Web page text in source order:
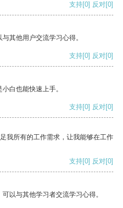
支持[0] 反对[0]
其他用户交流学习心得。
支持[0] 反对[0]
白也能快速上手。
支持[0] 反对[0]
我所有的工作需求，让我能够在工作
支持[0] 反对[0]
以与其他学习者交流学习心得。